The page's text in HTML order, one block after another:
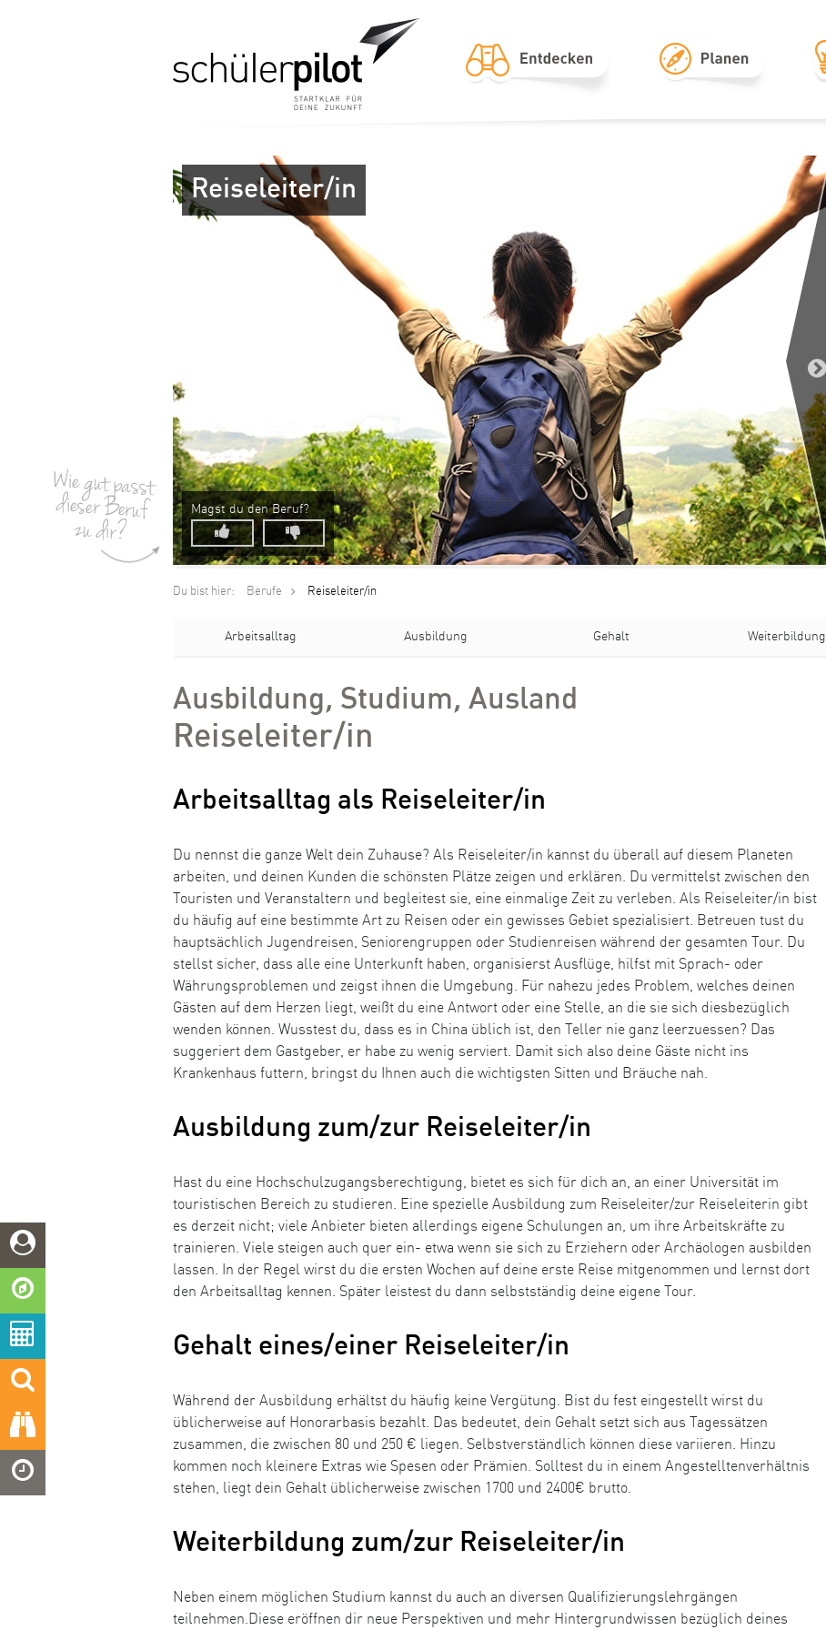
Reiseleiter/in
Magst du den Beruf?
Du bist hier: Berufe Reiseleiter/in
Arbeitsalltag Ausbildung Gehalt Weiterbildung
Ausbildung, Studium, Ausland
Reiseleiter/in
Arbeitsalltag als Reiseleiter/in
Du nennst die ganze Welt dein Zuhause? Als Reiseleiter/in kannst du überall auf diesem Planeten
arbeiten, und deinen Kunden die schönsten Plätze zeigen und erklären. Du vermittelst zwischen den
Touristen und Veranstaltern und begleitest sie, eine einmalige Zeit zu verleben. Als Reiseleiter/in bist
du häufig auf eine bestimmte Art zu Reisen oder ein gewisses Gebiet spezialisiert. Betreuen tust du
hauptsächlich Jugendreisen, Seniorengruppen oder Studienreisen während der gesamten Tour. Du
stellst sicher, dass alle eine Unterkunft haben, organisierst Ausflüge, hilfst mit Sprach- oder
Währungsproblemen und zeigst ihnen die Umgebung. Für nahezu jedes Problem, welches deinen
Gästen auf dem Herzen liegt, weißt du eine Antwort oder eine Stelle, an die sie sich diesbezüglich
wenden können. Wusstest du, dass es in China üblich ist, den Teller nie ganz leerzuessen? Das
suggeriert dem Gastgeber, er habe zu wenig serviert. Damit sich also deine Gäste nicht ins
Krankenhaus futtern, bringst du Ihnen auch die wichtigsten Sitten und Bräuche nah.
Ausbildung zum/zur Reiseleiter/in
Hast du eine Hochschulzugangsberechtigung, bietet es sich für dich an, an einer Universität im
touristischen Bereich zu studieren. Eine spezielle Ausbildung zum Reiseleiter/zur Reiseleiterin gibt
es derzeit nicht; viele Anbieter bieten allerdings eigene Schulungen an, um ihre Arbeitskräfte zu
trainieren. Viele steigen auch quer ein- etwa wenn sie sich zu Erziehern oder Archäologen ausbilden
lassen. In der Regel wirst du die ersten Wochen auf deine erste Reise mitgenommen und lernst dort
den Arbeitsalltag kennen. Später leistest du dann selbstständig deine eigene Tour.
Gehalt eines/einer Reiseleiter/in
Während der Ausbildung erhältst du häufig keine Vergütung. Bist du fest eingestellt wirst du
üblicherweise auf Honorarbasis bezahlt. Das bedeutet, dein Gehalt setzt sich aus Tagessätzen
zusammen, die zwischen 80 und 250 € liegen. Selbstverständlich können diese variieren. Hinzu
kommen noch kleinere Extras wie Spesen oder Prämien. Solltest du in einem Angestelltenverhältnis
stehen, liegt dein Gehalt üblicherweise zwischen 1700 und 2400€ brutto.
Weiterbildung zum/zur Reiseleiter/in
Neben einem möglichen Studium kannst du auch an diversen Qualifizierungslehrgängen
teilnehmen.Diese eröffnen dir neue Perspektiven und mehr Hintergrundwissen bezüglich deines